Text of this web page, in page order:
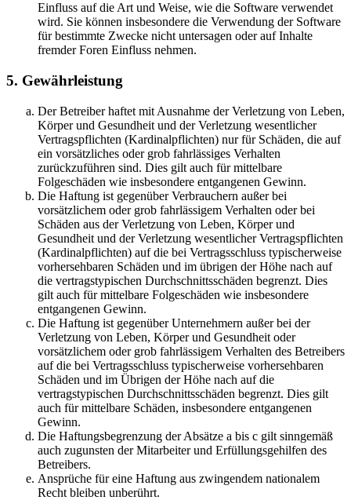
Einfluss auf die Art und Weise, wie die Software verwendet
wird. Sie können insbesondere die Verwendung der Software
für bestimmte Zwecke nicht untersagen oder auf Inhalte
fremder Foren Einfluss nehmen.
5. Gewährleistung
Der Betreiber haftet mit Ausnahme der Verletzung von Leben,
Körper und Gesundheit und der Verletzung wesentlicher
Vertragspflichten (Kardinalpflichten) nur für Schäden, die auf
ein vorsätzliches oder grob fahrlässiges Verhalten
zurückzuführen sind. Dies gilt auch für mittelbare
Folgeschäden wie insbesondere entgangenen Gewinn.
Die Haftung ist gegenüber Verbrauchern außer bei
vorsätzlichem oder grob fahrlässigem Verhalten oder bei
Schäden aus der Verletzung von Leben, Körper und
Gesundheit und der Verletzung wesentlicher Vertragspflichten
(Kardinalpflichten) auf die bei Vertragsschluss typischerweise
vorhersehbaren Schäden und im übrigen der Höhe nach auf
die vertragstypischen Durchschnittsschäden begrenzt. Dies
gilt auch für mittelbare Folgeschäden wie insbesondere
entgangenen Gewinn.
Die Haftung ist gegenüber Unternehmern außer bei der
Verletzung von Leben, Körper und Gesundheit oder
vorsätzlichem oder grob fahrlässigem Verhalten des Betreibers
auf die bei Vertragsschluss typischerweise vorhersehbaren
Schäden und im Übrigen der Höhe nach auf die
vertragstypischen Durchschnittsschäden begrenzt. Dies gilt
auch für mittelbare Schäden, insbesondere entgangenen
Gewinn.
Die Haftungsbegrenzung der Absätze a bis c gilt sinngemäß
auch zugunsten der Mitarbeiter und Erfüllungsgehilfen des
Betreibers.
Ansprüche für eine Haftung aus zwingendem nationalem
Recht bleiben unberührt.